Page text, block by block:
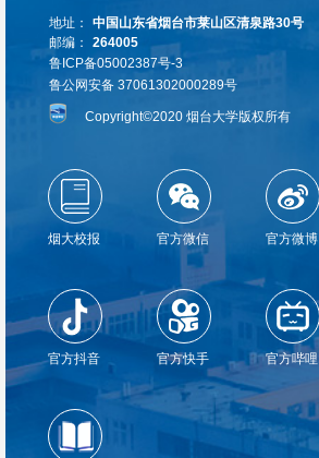
地址：
中国山东省烟台市莱山区清泉路30号
邮编：
264005
鲁ICP备05002387号-3
鲁公网安备 37061302000289号
Copyright©2020 烟台大学版权所有
烟大校报 官方微信 官方微博
官方抖音 官方快手 官方哔哩